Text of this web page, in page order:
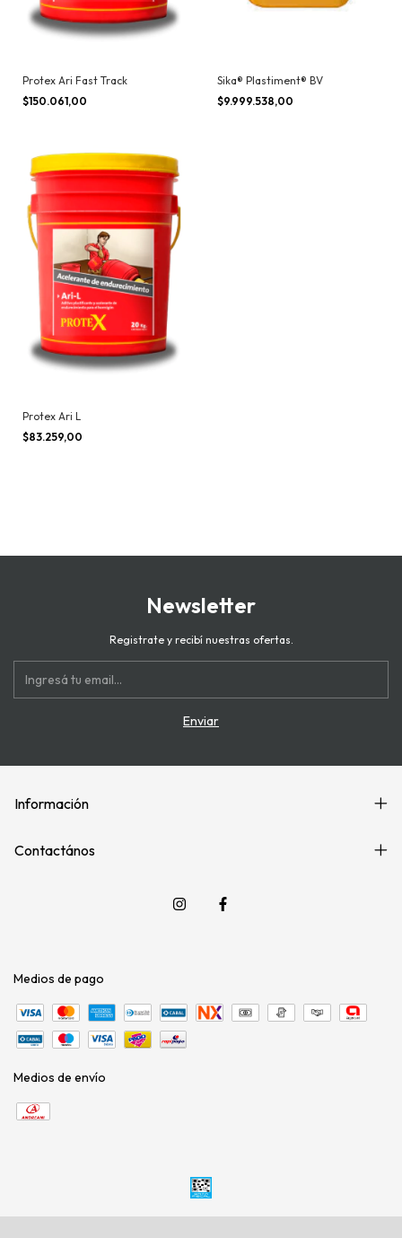
Protex Ari Fast Track
$150.061,00
Sika® Plastiment® BV
$9.999.538,00
Protex Ari L
$83.259,00
Newsletter
Registrate y recibí nuestras ofertas.
Información
Contactános
Medios de pago
Medios de envío